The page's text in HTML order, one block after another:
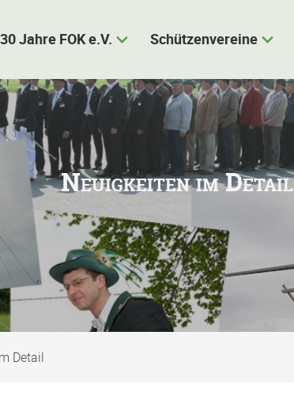
30 Jahre FOK e.V. Schützenvereine
Neuigkeiten im Detail
Detail